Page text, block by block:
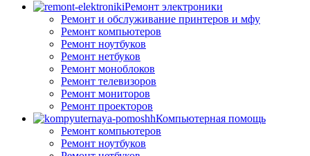
Ремонт электроники
Ремонт и обслуживание принтеров и мфу
Ремонт компьютеров
Ремонт ноутбуков
Ремонт нетбуков
Ремонт моноблоков
Ремонт телевизоров
Ремонт мониторов
Ремонт проекторов
Компьютерная помощь
Ремонт компьютеров
Ремонт ноутбуков